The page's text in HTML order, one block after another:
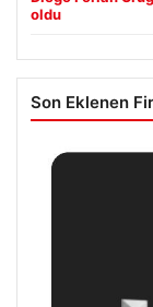
oldu
Son Eklenen